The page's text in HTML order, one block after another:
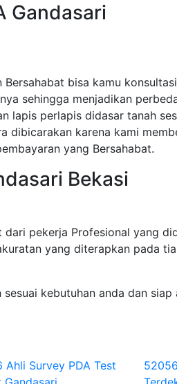
Gandasari
Bersahabat bisa kamu
sehingga menjadikan
lapis perlapis didasar tanah
dibicarakan karena kami
yang Bersahabat.
Bekasi
pekerja Profesional yang
yang diterapkan pada
kebutuhan anda dan
Ahli Survey PDA Test